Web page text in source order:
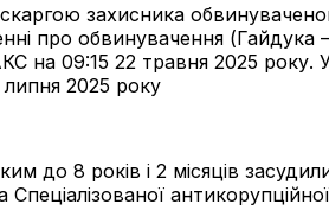
захисника
про обвинувачення (Гайдука
09:15 22 травня 2025 року.
2025 року
до 8 років і 2 місяців